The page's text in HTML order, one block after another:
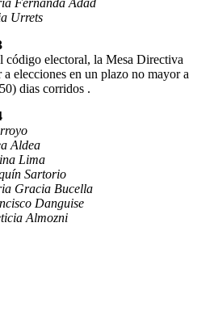
Urrets
código electoral, la Mesa Directiva
elecciones en un plazo no mayor a
dias corridos .
Aldea
Lima
Sartorio
Gracia Bucella
Danguise
Almozni